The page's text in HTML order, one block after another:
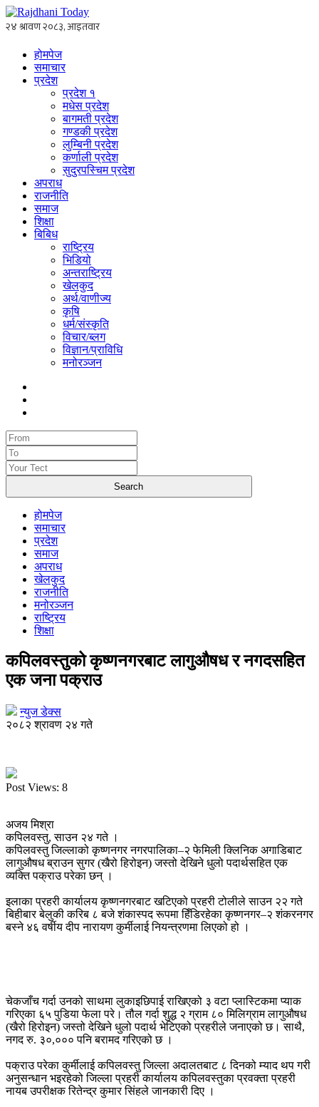
होमपेज
समाचार
प्रदेश
प्रदेश १
मधेस प्रदेश
बागमती प्रदेश
गण्डकी प्रदेश
लुम्बिनी प्रदेश
कर्णाली प्रदेश
सुदुरपस्चिम प्रदेश
अपराध
राजनीति
समाज
शिक्षा
बिबिध
राष्ट्रिय
भिडियो
अन्तराष्ट्रिय
खेलकुद
अर्थ/वाणीज्य
कृषि
धर्म/संस्कृति
विचार/ब्लग
विज्ञान/प्राविधि
मनोरञ्जन
होमपेज
समाचार
प्रदेश
समाज
अपराध
खेलकुद
राजनीति
मनोरञ्जन
राष्ट्रिय
शिक्षा
कपिलवस्तुको कृष्णनगरबाट लागुऔषध र नगदसहित
एक जना पक्राउ
न्युज डेक्स
२०८२ श्रावण २४ गते
Post Views: 8
अजय मिश्रा
कपिलवस्तु, साउन २४ गते ।
कपिलवस्तु जिल्लाको कृष्णनगर नगरपालिका–२ फेमिली क्लिनिक अगाडिबाट
लागुऔषध ब्राउन सुगर (खैरो हिरोइन) जस्तो देखिने धुलो पदार्थसहित एक
व्यक्ति पक्राउ परेका छन् ।
इलाका प्रहरी कार्यालय कृष्णनगरबाट खटिएको प्रहरी टोलीले साउन २२ गते
बिहीबार बेलुकी करिब ८ बजे शंकास्पद रूपमा हिँडिरहेका कृष्णनगर–२ शंकरनगर
बस्ने ४६ वर्षीय दीप नारायण कुर्मीलाई नियन्त्रणमा लिएको हो ।
चेकजाँच गर्दा उनको साथमा लुकाइछिपाई राखिएको ३ वटा प्लास्टिकमा प्याक
गरिएका ६५ पुडिया फेला परे। तौल गर्दा शुद्ध २ ग्राम ८० मिलिग्राम लागुऔषध
(खैरो हिरोइन) जस्तो देखिने धुलो पदार्थ भेटिएको प्रहरीले जनाएको छ। साथै,
नगद रु. ३०,००० पनि बरामद गरिएको छ ।
पक्राउ परेका कुर्मीलाई कपिलवस्तु जिल्ला अदालतबाट ८ दिनको म्याद थप गरी
अनुसन्धान भइरहेको जिल्ला प्रहरी कार्यालय कपिलवस्तुका प्रवक्ता प्रहरी
नायब उपरीक्षक रितेन्द्र कुमार सिंहले जानकारी दिए ।